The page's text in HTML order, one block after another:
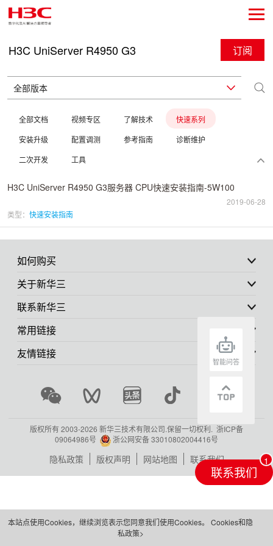
H3C UniServer R4950 G3 订阅
全部文档 视频专区 了解技术
快速系列
安装升级
配置调测 参考指南
诊断维护
二次开发
工具
H3C UniServer R4950 G3服务器 CPU快速安装指南-5W100
2019-06-28
类型： 快速安装指南
如何购买
关于新华三
联系新华三
常用链接
友情链接
版权所有 2003-2026 新华三技术有限公司.保留一切权利. 浙ICP备
09064986号
浙公网安备 33010802004416号
隐私政策 版权声明 网站地图 联系我们
联系我们
本站点使用Cookies，继续浏览表示您同意我们使用Cookies。 Cookies和隐
私政策>
智能问答